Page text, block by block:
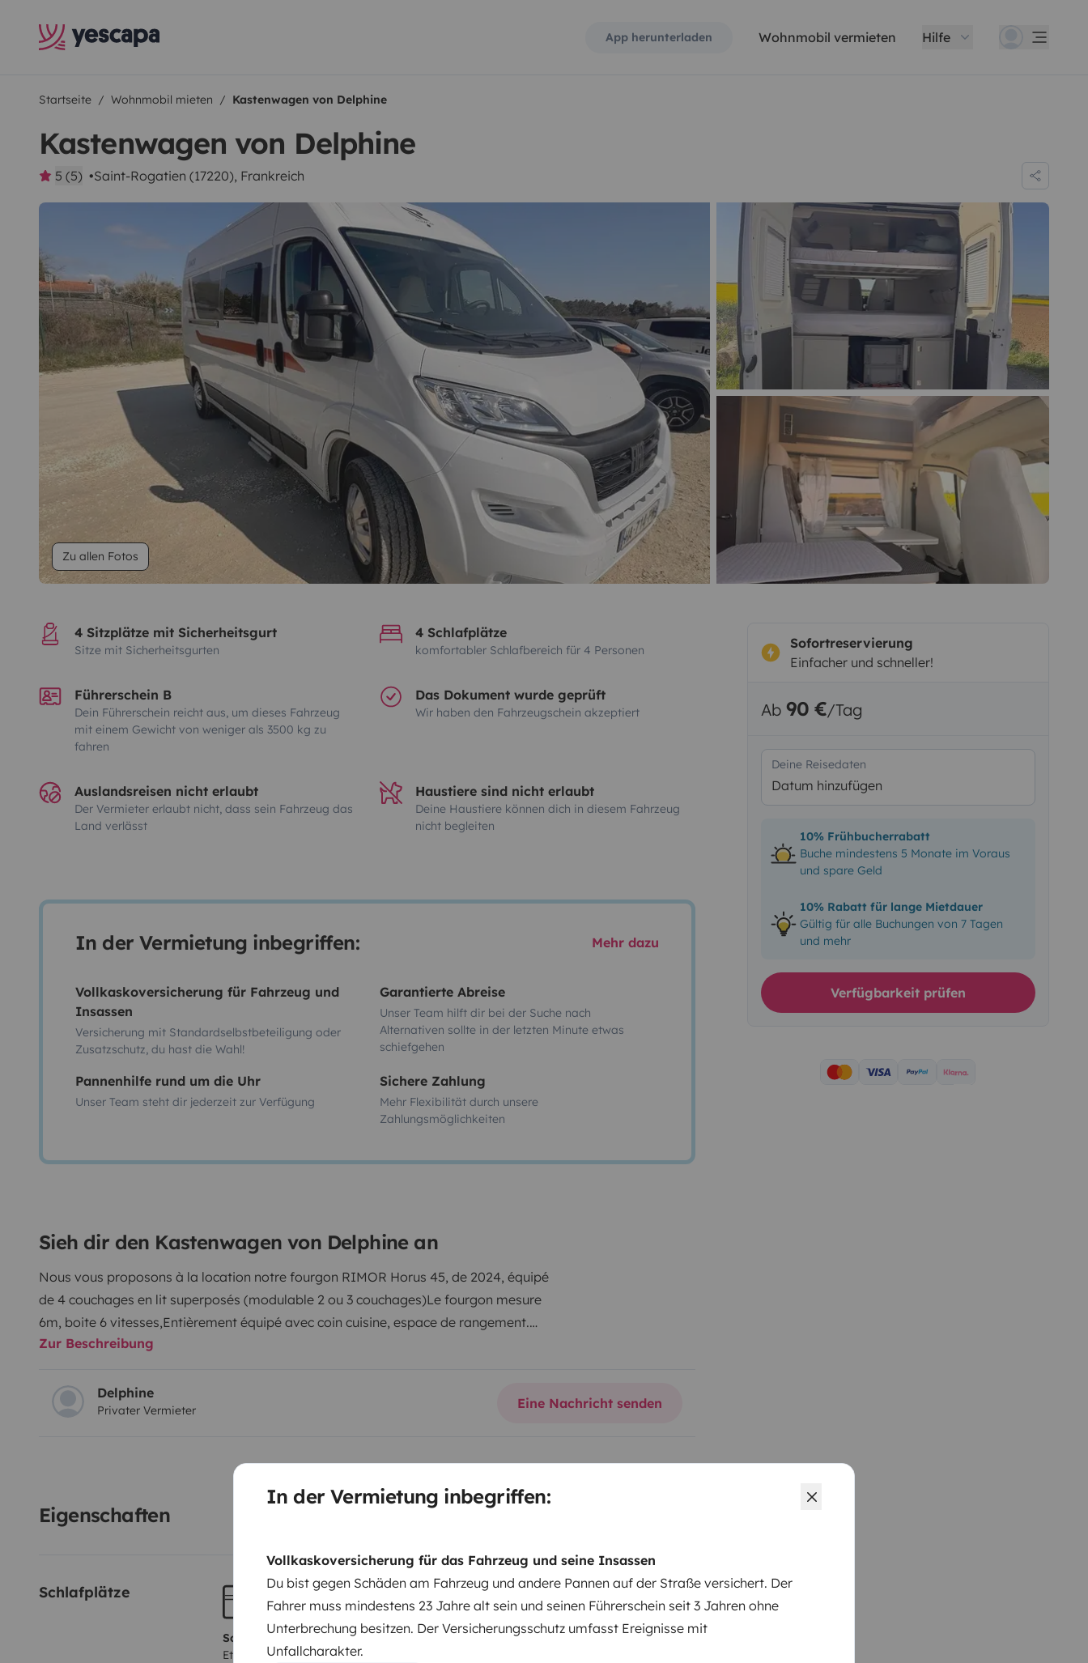
In der Vermietung inbegriffen:
Vollkaskoversicherung für das Fahrzeug und seine Insassen
Du bist gegen Schäden am Fahrzeug und andere Pannen auf der Straße versichert. Der
Fahrer muss mindestens 23 Jahre alt sein und seinen Führerschein seit 3 Jahren ohne
Unterbrechung besitzen. Der Versicherungsschutz umfasst Ereignisse mit
Unfallcharakter.
App herunterladen Wohnmobil vermieten Hilfe
Startseite Wohnmobil mieten Kastenwagen von Delphine
Kastenwagen von Delphine
5 (5) Saint-Rogatien (17220), Frankreich
Zu allen Fotos
4 Sitzplätze mit Sicherheitsgurt
Sitze mit Sicherheitsgurten
4 Schlafplätze
komfortabler Schlafbereich für 4 Personen
Führerschein B
Dein Führerschein reicht aus, um dieses Fahrzeug
mit einem Gewicht von weniger als 3500 kg zu
fahren
Das Dokument wurde geprüft
Wir haben den Fahrzeugschein akzeptiert
Auslandsreisen nicht erlaubt
Der Vermieter erlaubt nicht, dass sein Fahrzeug das
Land verlässt
Haustiere sind nicht erlaubt
Deine Haustiere können dich in diesem Fahrzeug
nicht begleiten
In der Vermietung inbegriffen: Mehr dazu
Vollkaskoversicherung für Fahrzeug und
Insassen
Versicherung mit Standardselbstbeteiligung oder
Zusatzschutz, du hast die Wahl!
Garantierte Abreise
Unser Team hilft dir bei der Suche nach
Alternativen sollte in der letzten Minute etwas
schiefgehen
Pannenhilfe rund um die Uhr
Unser Team steht dir jederzeit zur Verfügung
Sichere Zahlung
Mehr Flexibilität durch unsere
Zahlungsmöglichkeiten
Sieh dir den Kastenwagen von Delphine an
Nous vous proposons à la location notre fourgon RIMOR Horus 45, de 2024, équipé
de 4 couchages en lit superposés (modulable 2 ou 3 couchages)Le fourgon mesure
6m, boite 6 vitesses,Entièrement équipé avec coin cuisine, espace de rangement.
Voyager en toute autonomie avec le panneau solaire. Douche extérieure idéal l’été.
n’hésitez pas à nous contacter.
Zur Beschreibung
Delphine
Privater Vermieter Eine Nachricht senden
Eigenschaften
Schlafplätze
Schlafplatz 1
Etagenbett
Schlafplatz 2
Sofortreservierung
Einfacher und schneller!
Ab 90 €/Tag
Deine Reisedaten
Datum hinzufügen
10% Frühbucherrabatt
Buche mindestens 5 Monate im Voraus
und spare Geld
10% Rabatt für lange Mietdauer
Gültig für alle Buchungen von 7 Tagen
und mehr
Verfügbarkeit prüfen